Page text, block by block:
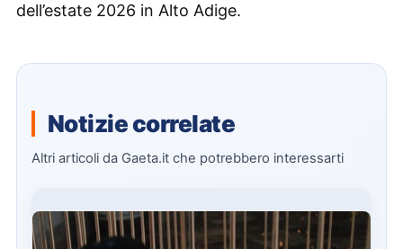
dell’estate 2026 in Alto Adige.
Notizie correlate
Altri articoli da Gaeta.it che potrebbero interessarti